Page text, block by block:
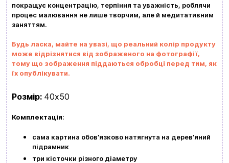
покращує концентрацію, терпіння та уважність, роблячи
процес малювання не лише творчим, але й медитативним
заняттям.
Будь ласка, майте на увазі, що реальний колір продукту
може відрізнятися від зображеного на фотографії,
тому що зображення піддаються обробці перед тим, як
їх опублікувати.
Розмір: 40х50
Комплектація:
сама картина обовʼязково натягнута на деревʼяний
підрамник
три кісточки різного діаметру
Контакти
+380996393746
+380634324164
Мова сайту:
Перегляньте асортимент нашого магазину і ви